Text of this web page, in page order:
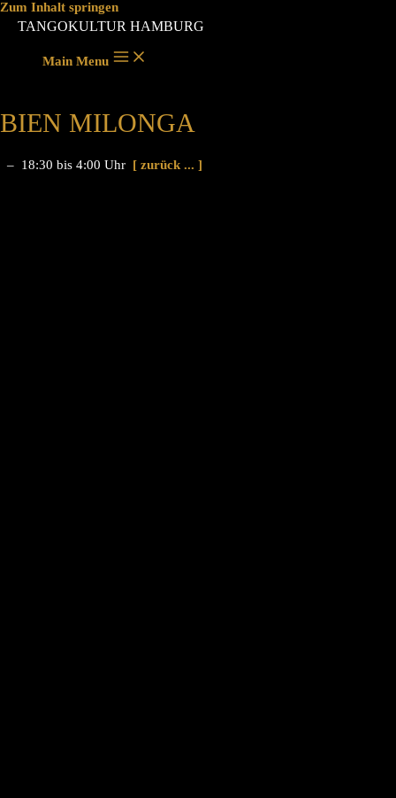
Zum Inhalt springen
TANGOKULTUR HAMBURG
Main Menu
BIEN MILONGA
– 18:30 bis 4:00 Uhr [ zurück ... ]